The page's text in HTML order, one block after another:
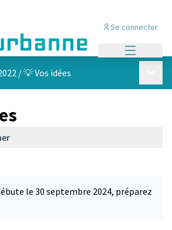
Se connecter
/💡 Vos idées
le 30 septembre 2024, préparez